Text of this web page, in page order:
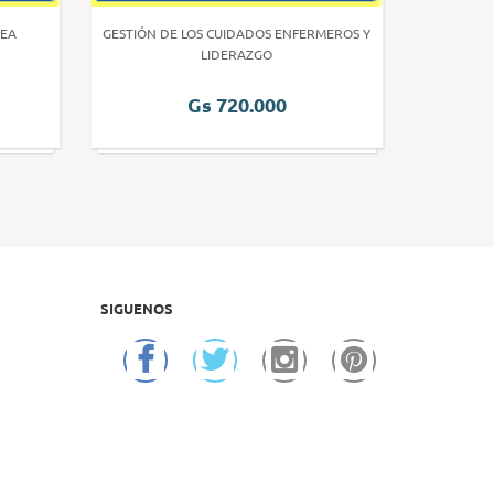
GESTIÓN DE LOS CUIDADOS ENFERMEROS Y
LIDERAZGO
Gs 720.000
SIGUENOS